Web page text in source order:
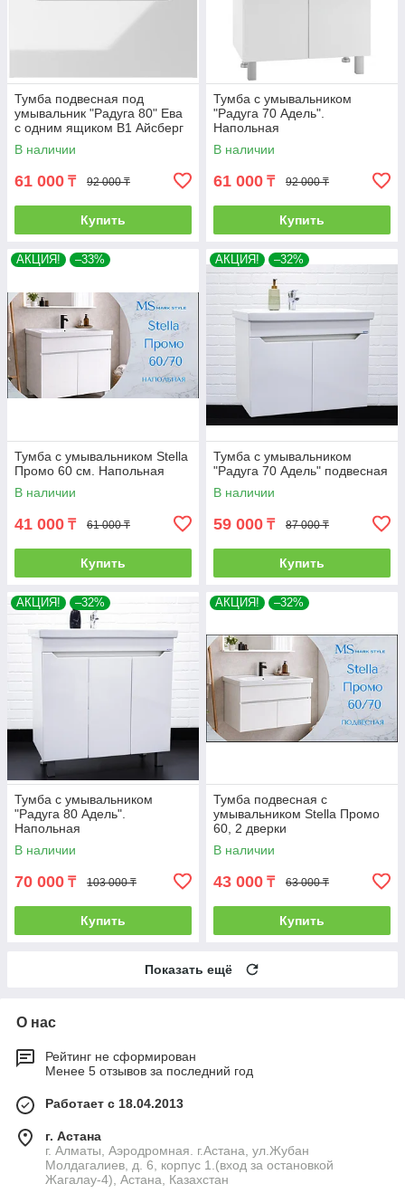
Тумба подвесная под
умывальник "Радуга 80" Ева
с одним ящиком В1 Айсберг
В наличии
61 000 ₸ 92 000 ₸
Купить
Тумба с умывальником
"Радуга 70 Адель".
Напольная
В наличии
61 000 ₸ 92 000 ₸
Купить
АКЦИЯ! –33%
Тумба с умывальником Stella
Промо 60 см. Напольная
В наличии
41 000 ₸ 61 000 ₸
Купить
АКЦИЯ! –32%
Тумба с умывальником
"Радуга 70 Адель" подвесная
В наличии
59 000 ₸ 87 000 ₸
Купить
АКЦИЯ! –32%
Тумба с умывальником
"Радуга 80 Адель".
Напольная
В наличии
70 000 ₸ 103 000 ₸
Купить
АКЦИЯ! –32%
Тумба подвесная с
умывальником Stella Промо
60, 2 дверки
В наличии
43 000 ₸ 63 000 ₸
Купить
Показать ещё
О нас
Рейтинг не сформирован
Менее 5 отзывов за последний год
Работает с 18.04.2013
г. Астана
г. Алматы, Аэродромная. г.Астана, ул.Жубан
Молдагалиев, д. 6, корпус 1.(вход за остановкой
Жагалау-4), Астана, Казахстан